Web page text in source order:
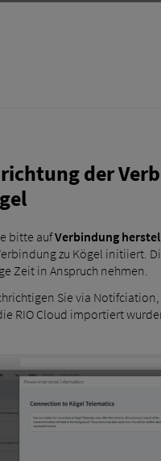
der
bitte aufVerbindung
zu Kögel initiiert.
Zeit in Anspruch nehmen.
Sie via
RIO Cloud importiert